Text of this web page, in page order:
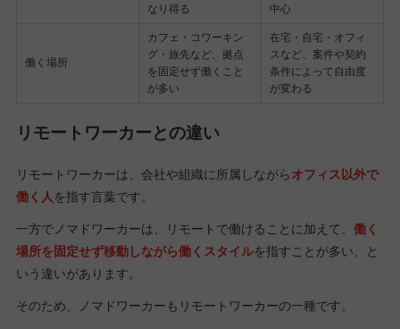
なり得る
中心
働く場所
カフェ・コワーキン
グ・旅先など、拠点
を固定せず働くこと
が多い
在宅・自宅・オフィ
スなど、案件や契約
条件によって自由度
が変わる
リモートワーカーとの違い
リモートワーカーは、会社や組織に所属しながらオフィス以外で
働く人 を指す言葉です。
一方でノマドワーカーは、リモートで働けることに加えて、 働く
場所を固定せず移動しながら働くスタイルを指すことが多い、と
いう違いがあります。
そのため、ノマドワーカーもリモートワーカーの一種です。